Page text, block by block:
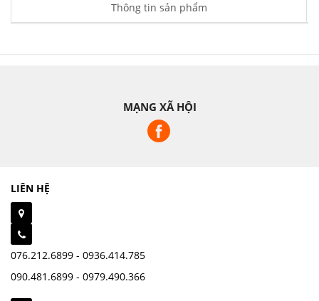
Thông tin sản phẩm
MẠNG XÃ HỘI
LIÊN HỆ
076.212.6899 - 0936.414.785
090.481.6899 - 0979.490.366